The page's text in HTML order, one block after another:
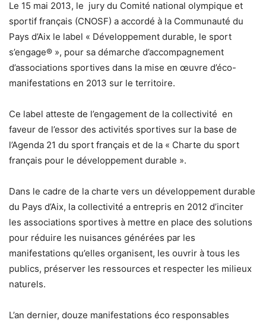
Le 15 mai 2013, le jury du Comité national olympique et
sportif français (CNOSF) a accordé à la Communauté du
Pays d’Aix le label « Développement durable, le sport
s’engage® », pour sa démarche d’accompagnement
d’associations sportives dans la mise en œuvre d’éco-
manifestations en 2013 sur le territoire.
Ce label atteste de l’engagement de la collectivité en
faveur de l’essor des activités sportives sur la base de
l’Agenda 21 du sport français et de la « Charte du sport
français pour le développement durable ».
Dans le cadre de la charte vers un développement durable
du Pays d’Aix, la collectivité a entrepris en 2012 d’inciter
les associations sportives à mettre en place des solutions
pour réduire les nuisances générées par les
manifestations qu’elles organisent, les ouvrir à tous les
publics, préserver les ressources et respecter les milieux
naturels.
L’an dernier, douze manifestations éco responsables